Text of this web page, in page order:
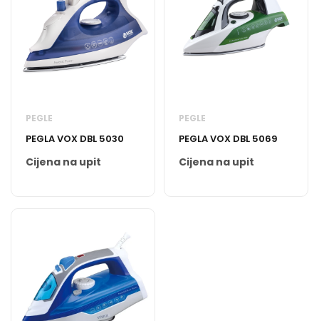
PEGLE
PEGLA VOX DBL 5030
Cijena na upit
PEGLE
PEGLA VOX DBL 5069
Cijena na upit